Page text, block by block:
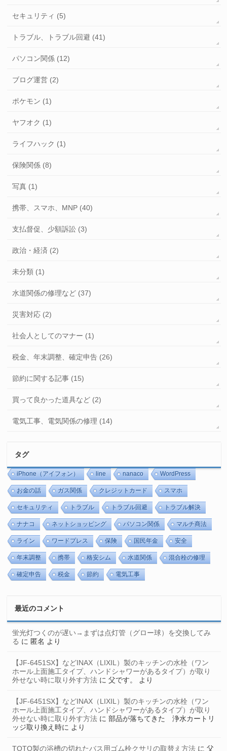
セキュリティ (5)
トラブル、トラブル回避 (41)
パソコン関係 (12)
ブログ運営 (2)
ポケモン (1)
ヤフオク (1)
ライフハック (1)
保険関係 (8)
写真 (1)
携帯、スマホ、MNP (40)
支払督促、少額訴訟 (3)
政治・経済 (2)
未分類 (1)
水道関係の修理など (37)
災害対応 (2)
社会人としてのマナー (1)
税金、年末調整、確定申告 (26)
節約に関する記事 (15)
買って良かった道具など (2)
電気工事、電気関係の修理 (14)
タグ
iPhone（アイフォン） line nanaco WordPress
お金の話 ガス関係 クレジットカード スマホ
セキュリティ トラブル トラブル回避 トラブル解決
ナナコ ネットショッピング パソコン関係 マルチ商法
ライン ワードプレス 保険 国民年金 安全
年末調整 携帯 格安シム 水道関係 混合栓の修理
確定申告 税金 節約 電気工事
最近のコメント
蛍光灯つくのが遅い→まずは点灯管（グロー球）を交換してみ
る に 匿名 より
【JF-6451SX】などINAX（LIXIL）製のキッチンの水栓（ワン
ホール上面施工タイプ、ハンドシャワーがあるタイプ）が取り
外せない時に取り外す方法 に父です。 より
【JF-6451SX】などINAX（LIXIL）製のキッチンの水栓（ワン
ホール上面施工タイプ、ハンドシャワーがあるタイプ）が取り
外せない時に取り外す方法 に部品が落ちてきた 浄水カートリ
ッジ取り換え時に より
TOTO製の浴槽の切れたバス用ゴム栓クサリの取替え方法 に父